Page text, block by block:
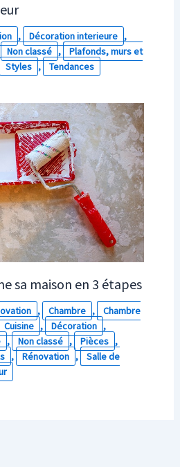
, Décoration interieure ,
Non classé ,
Plafonds, murs et
Styles , Tendances
sa maison en 3 étapes
, Chambre ,
Chambre
Cuisine , Décoration ,
, Non classé , Pièces ,
, Rénovation ,
Salle de